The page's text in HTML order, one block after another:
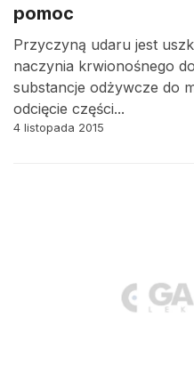
pomoc
Przyczyną udaru jest
naczynia krwionośnego
substancje odżywcze do
odcięcie części...
4 listopada 2015